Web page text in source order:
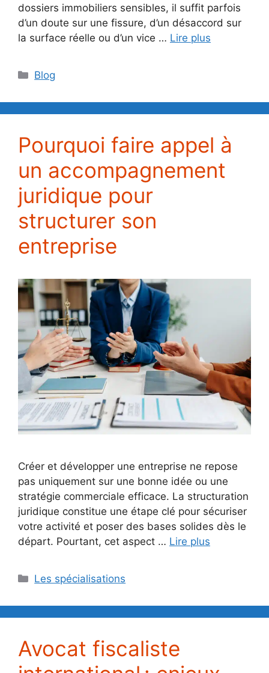
dossiers immobiliers sensibles, il suffit parfois
d’un doute sur une fissure, d’un désaccord sur
la surface réelle ou d’un vice … Lire plus
Catégories
Blog
Pourquoi faire appel à
un accompagnement
juridique pour
structurer son
entreprise
Créer et développer une entreprise ne repose
pas uniquement sur une bonne idée ou une
stratégie commerciale efficace. La structuration
juridique constitue une étape clé pour sécuriser
votre activité et poser des bases solides dès le
départ. Pourtant, cet aspect … Lire plus
Catégories
Les spécialisations
Avocat fiscaliste